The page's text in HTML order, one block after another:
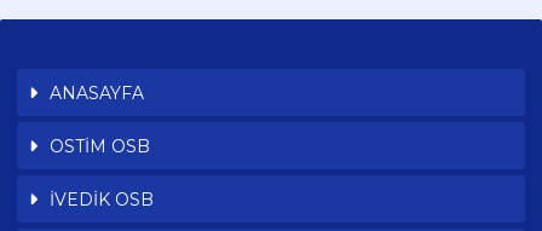
ANASAYFA
OSTİM OSB
İVEDİK OSB